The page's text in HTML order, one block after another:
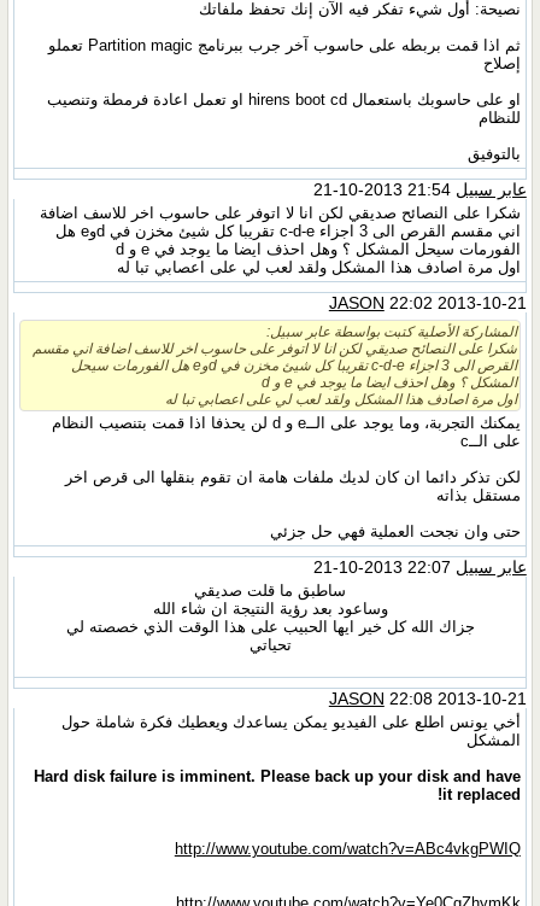
نصيحة: أول شيء تفكر فيه الآن إنك تحفظ ملفاتك
ثم اذا قمت بربطه على حاسوب آخر جرب ببرنامج Partition magic تعملو
إصلاح
او على حاسوبك باستعمال hirens boot cd او تعمل اعادة فرمطة وتنصيب
للنظام
بالتوفيق
عابر سبيل 21:54 2013-10-21
شكرا على النصائح صديقي لكن انا لا اتوفر على حاسوب اخر للاسف اضافة
اني مقسم القرص الى 3 اجزاء c-d-e تقريبا كل شيئ مخزن في dوe هل
الفورمات سيحل المشكل ؟ وهل احذف ايضا ما يوجد في e و d
اول مرة اصادف هذا المشكل ولقد لعب لي على اعصابي تبا له
JASON 22:02 2013-10-21
المشاركة الأصلية كتبت بواسطة عابر سبيل:
شكرا على النصائح صديقي لكن انا لا اتوفر على حاسوب اخر للاسف اضافة اني مقسم
القرص الى 3 اجزاء c-d-e تقريبا كل شيئ مخزن في dوe هل الفورمات سيحل
المشكل ؟ وهل احذف ايضا ما يوجد في e و d
اول مرة اصادف هذا المشكل ولقد لعب لي على اعصابي تبا له
يمكنك التجربة، وما يوجد على الــe و d لن يحذفا اذا قمت بتنصيب النظام
على الــc
لكن تذكر دائما ان كان لديك ملفات هامة ان تقوم بنقلها الى قرص اخر
مستقل بذاته
حتى وان نجحت العملية فهي حل جزئي
عابر سبيل
ساطبق ما قلت صديقي
وساعود بعد رؤية النتيجة ان شاء الله
جزاك الله كل خير ايها الحبيب على هذا الوقت الذي خصصته لي
تحياتي
JASON 22:08 2013-10-21
أخي يونس اطلع على الفيديو يمكن يساعدك ويعطيك فكرة شاملة حول
المشكل
Hard disk failure is imminent. Please back up your disk and have
it replaced!
http://www.youtube.com/watch?v=ABc4vkgPWIQ